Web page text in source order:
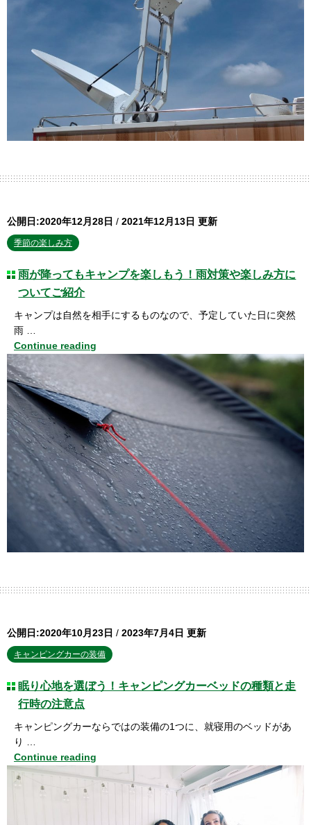
公開日:2020年12月28日 / 2021年12月13日 更新
季節の楽しみ方
雨が降ってもキャンプを楽しもう！雨対策や楽しみ方に
ついてご紹介
キャンプは自然を相手にするものなので、予定していた日に突然
雨 …
Continue reading
公開日:2020年10月23日 / 2023年7月4日 更新
キャンピングカーの装備
眠り心地を選ぼう！キャンピングカーベッドの種類と走
行時の注意点
キャンピングカーならではの装備の1つに、就寝用のベッドがあ
り …
Continue reading